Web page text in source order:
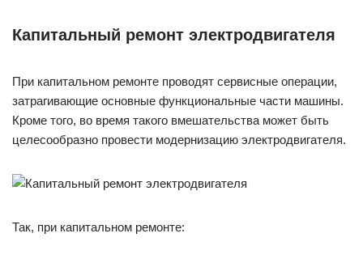
Капитальный ремонт электродвигателя
При капитальном ремонте проводят сервисные операции,
затрагивающие основные функциональные части машины.
Кроме того, во время такого вмешательства может быть
целесообразно провести модернизацию электродвигателя.
Так, при капитальном ремонте: